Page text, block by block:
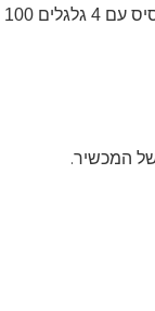
4 גלגלים 100 מ"מ
המכשיר.